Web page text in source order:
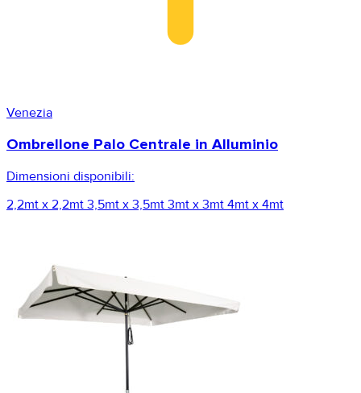
Venezia
Ombrellone Palo Centrale in Alluminio
Dimensioni disponibili:
2,2mt x 2,2mt 3,5mt x 3,5mt 3mt x 3mt 4mt x 4mt